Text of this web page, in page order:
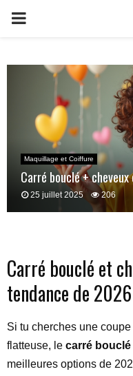
PRIMARY
Maquillage et Coiffure
Carré bouclé +
25 juillet 2025 206
Carré bouclé et
tendance de 2026
Si tu cherches une
flatteuse, le carré
meilleures options de